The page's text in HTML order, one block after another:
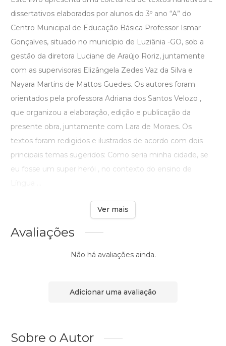
dissertativos elaborados por alunos do 3º ano “A” do
Centro Municipal de Educação Básica Professor Ismar
Gonçalves, situado no município de Luziânia -GO, sob a
gestão da diretora Luciane de Araújo Roriz, juntamente
com as supervisoras Elizângela Zedes Vaz da Silva e
Nayara Martins de Mattos Guedes. Os autores foram
orientados pela professora Adriana dos Santos Velozo ,
que organizou a elaboração, edição e publicação da
presente obra, juntamente com Lara de Moraes. Os
textos foram redigidos e ilustrados de acordo com dois
principais temas sugeridos: Como seria minha cidade, se
eu fosse um super herói , no contexto do ensino de
Ver mais
Avaliações
Não há avaliações ainda.
Adicionar uma avaliação
Sobre o Autor